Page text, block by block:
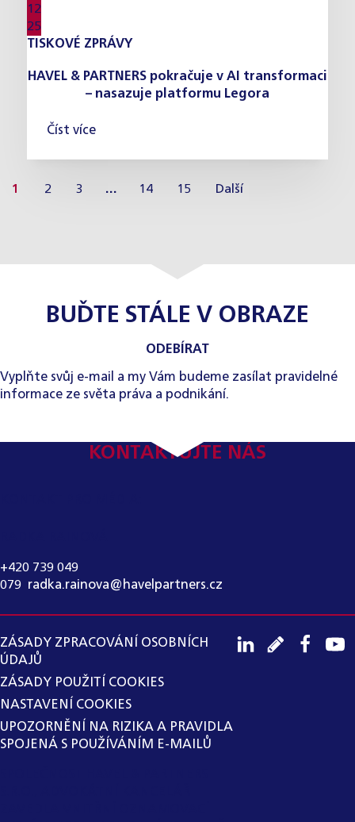
12
25
TISKOVÉ ZPRÁVY
HAVEL & PARTNERS pokračuje v AI transformaci
– nasazuje platformu Legora
Číst více
1 2 3 … 14 15 Další
BUĎTE STÁLE V OBRAZE
ODEBÍRAT
Vyplňte svůj e-mail a my Vám budeme zasílat pravidelné
informace ze světa práva a podnikání.
KONTAKTUJTE NÁS
+420 739 049
079 radka.rainova@havelpartners.cz
ZÁSADY ZPRACOVÁNÍ OSOBNÍCH
ÚDAJŮ
ZÁSADY POUŽITÍ COOKIES
NASTAVENÍ COOKIES
UPOZORNĚNÍ NA RIZIKA A PRAVIDLA
SPOJENÁ S POUŽÍVÁNÍM E-MAILŮ